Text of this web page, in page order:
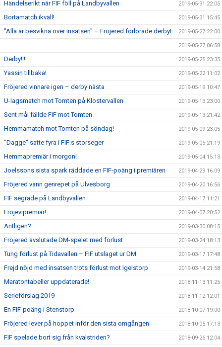
Händelserikt när FIF föll på Landbyvallen 2019-05-31 22:05
Bortamatch ikväll! 2019-05-31 15:45
"Alla är besvikna över insatsen" – Fröjered förlorade derbyt 2019-05-27 22:00
2019-05-27 06:58
Derby!!! 2019-05-25 23:35
Yassin tillbaka! 2019-05-22 11:02
Fröjered vinnare igen – derby nästa 2019-05-19 10:47
U-lagsmatch mot Tomten på Klostervallen 2019-05-13 23:00
Sent mål fällde FIF mot Tomten 2019-05-13 21:42
Hemmamatch mot Tomten på söndag! 2019-05-09 23:05
"Dagge" satte fyra i FIF:s storseger 2019-05-05 21:19
Hemmapremiär i morgon! 2019-05-04 15:13
Joelssons sista spark räddade en FIF-poäng i premiären 2019-04-29 16:09
Fröjered vann genrepet på Ulvesborg 2019-04-20 16:56
FIF segrade på Landbyvallen 2019-04-17 11:21
Fröjevipremiär! 2019-04-07 20:52
Äntligen? 2019-03-30 08:15
Fröjered avslutade DM-spelet med förlust 2019-03-24 18:13
Tung förlust på Tidavallen – FIF utslaget ur DM 2019-03-17 17:48
Frejd nöjd med insatsen trots förlust mot Igelstorp 2019-03-14 21:58
Maratontabeller uppdaterade! 2018-11-13 11:25
Serieförslag 2019 2018-11-12 12:01
En FIF-poäng i Stenstorp 2018-10-07 19:00
Fröjered lever på hoppet inför den sista omgången 2018-10-05 17:13
FIF spelade bort sig från kvalstriden? 2018-09-26 12:04